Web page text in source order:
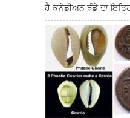
ਹੈ ਕਨੇਡੀਅਨ ਝੰਡੇ ਦਾ